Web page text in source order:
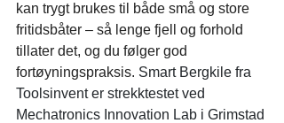
kan trygt brukes til både små og store
fritidsbåter – så lenge fjell og forhold
tillater det, og du følger god
fortøyningspraksis. Smart Bergkile fra
Toolsinvent er strekktestet ved
Mechatronics Innovation Lab i Grimstad